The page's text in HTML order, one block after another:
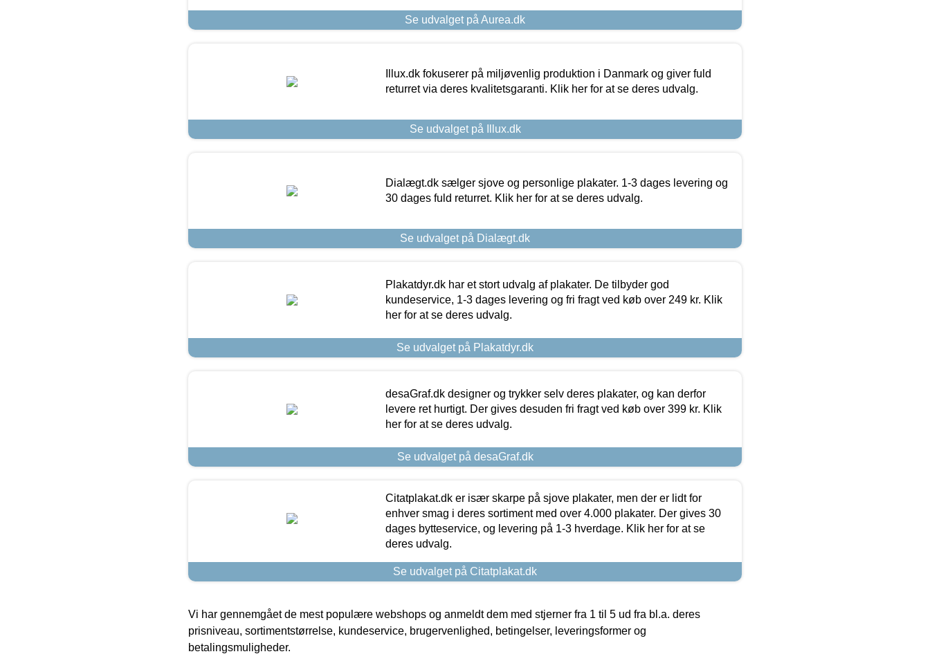
Se udvalget på Aurea.dk
Illux.dk fokuserer på miljøvenlig produktion i Danmark og giver fuld
returret via deres kvalitetsgaranti. Klik her for at se deres udvalg.
Se udvalget på Illux.dk
Dialægt.dk sælger sjove og personlige plakater. 1-3 dages levering og
30 dages fuld returret. Klik her for at se deres udvalg.
Se udvalget på Dialægt.dk
Plakatdyr.dk har et stort udvalg af plakater. De tilbyder god
kundeservice, 1-3 dages levering og fri fragt ved køb over 249 kr. Klik
her for at se deres udvalg.
Se udvalget på Plakatdyr.dk
desaGraf.dk designer og trykker selv deres plakater, og kan derfor
levere ret hurtigt. Der gives desuden fri fragt ved køb over 399 kr. Klik
her for at se deres udvalg.
Se udvalget på desaGraf.dk
Citatplakat.dk er især skarpe på sjove plakater, men der er lidt for
enhver smag i deres sortiment med over 4.000 plakater. Der gives 30
dages bytteservice, og levering på 1-3 hverdage. Klik her for at se
deres udvalg.
Se udvalget på Citatplakat.dk
Vi har gennemgået de mest populære webshops og anmeldt dem med stjerner fra 1 til 5 ud fra bl.a. deres
prisniveau, sortimentstørrelse, kundeservice, brugervenlighed, betingelser, leveringsformer og
betalingsmuligheder.